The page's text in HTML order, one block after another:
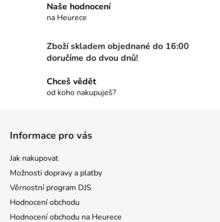
Naše hodnocení
na Heurece
Zboží skladem objednané do 16:00
doručíme do dvou dnů!
Chceš vědět
od koho nakupuješ?
Informace pro vás
Jak nakupovat
Možnosti dopravy a platby
Věrnostní program DJS
Hodnocení obchodu
Hodnocení obchodu na Heurece